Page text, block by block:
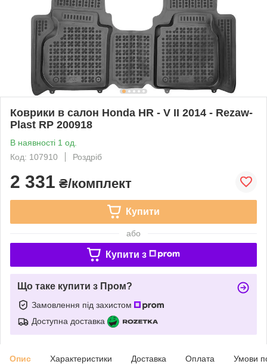
Коврики в салон Honda HR - V II 2014 - Rezaw-
Plast RP 200918
В наявності 1 од.
Код: 107910
Роздріб
2 331 ₴/комплект
Купити
або
Купити з
Що таке купити з Пром?
Замовлення під захистом
Доступна доставка
Опис Характеристики Доставка Оплата Умови